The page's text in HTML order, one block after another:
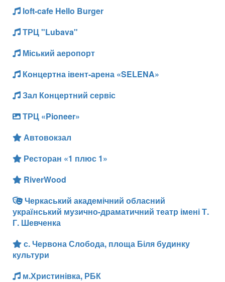
loft-cafe Hello Burger
ТРЦ "Lubava"
Міський аеропорт
Концертна івент-арена «SELENA»
Зал Концертний сервіс
ТРЦ «Pioneer»
Автовокзал
Ресторан «1 плюс 1»
RiverWood
Черкаський академічний обласний
український музично-драматичний театр імені Т.
Г. Шевченка
с. Червона Слобода, площа Біля будинку
культури
м.Христинівка, РБК